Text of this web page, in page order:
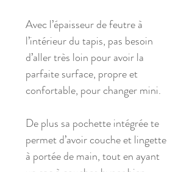
Avec l’épaisseur de feutre à
l’intérieur du tapis, pas besoin
d’aller très loin pour avoir la
parfaite surface, propre et
confortable, pour changer mini.
De plus sa pochette intégrée te
permet d’avoir couche et lingette
à portée de main, tout en ayant